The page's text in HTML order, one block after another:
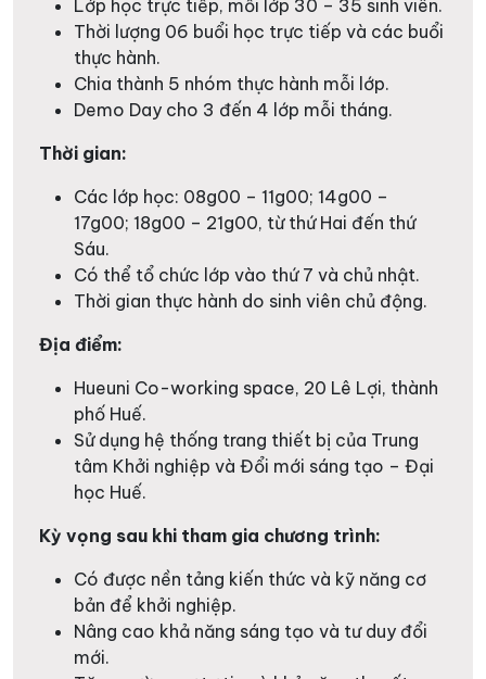
Lớp học trực tiếp, mỗi lớp 30 – 35 sinh viên.
Thời lượng 06 buổi học trực tiếp và các buổi
thực hành.
Chia thành 5 nhóm thực hành mỗi lớp.
Demo Day cho 3 đến 4 lớp mỗi tháng.
Thời gian:
Các lớp học: 08g00 – 11g00; 14g00 –
17g00; 18g00 – 21g00, từ thứ Hai đến thứ
Sáu.
Có thể tổ chức lớp vào thứ 7 và chủ nhật.
Thời gian thực hành do sinh viên chủ động.
Địa điểm:
Hueuni Co-working space, 20 Lê Lợi, thành
phố Huế.
Sử dụng hệ thống trang thiết bị của Trung
tâm Khởi nghiệp và Đổi mới sáng tạo – Đại
học Huế.
Kỳ vọng sau khi tham gia chương trình:
Có được nền tảng kiến thức và kỹ năng cơ
bản để khởi nghiệp.
Nâng cao khả năng sáng tạo và tư duy đổi
mới.